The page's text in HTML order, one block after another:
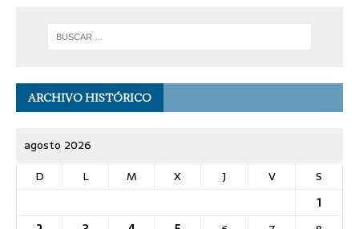
ARCHIVO HISTÓRICO
agosto 2026
D
L M X J V
S
1